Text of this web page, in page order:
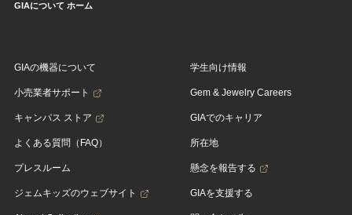
GIAについて ホーム
GIAの機器について
小売業者サポート
キャンパス ストア
よくある質問（FAQ）
プレスルーム
ジェムキッズのウェブサイト
学生向け情報
Gem & Jewelry Careers
GIAでのキャリア
所在地
懸念を報告する
GIAを支援する